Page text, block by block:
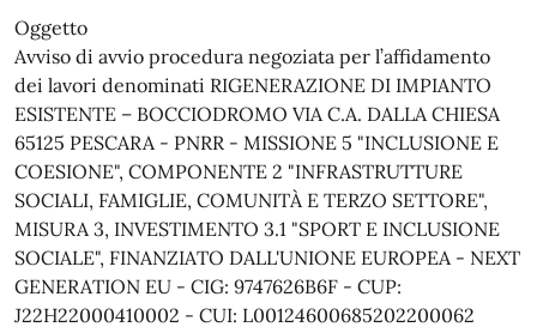
Oggetto
Avviso di avvio procedura negoziata per l’affidamento
dei lavori denominati RIGENERAZIONE DI IMPIANTO
ESISTENTE – BOCCIODROMO VIA C.A. DALLA CHIESA
65125 PESCARA - PNRR - MISSIONE 5 "INCLUSIONE E
COESIONE", COMPONENTE 2 "INFRASTRUTTURE
SOCIALI, FAMIGLIE, COMUNITÀ E TERZO SETTORE",
MISURA 3, INVESTIMENTO 3.1 "SPORT E INCLUSIONE
SOCIALE", FINANZIATO DALL'UNIONE EUROPEA - NEXT
GENERATION EU - CIG: 9747626B6F - CUP:
J22H22000410002 - CUI: L00124600685202200062